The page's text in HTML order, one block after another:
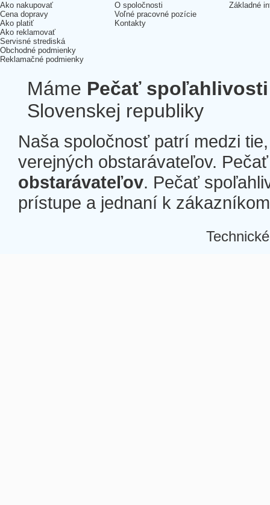
Ako nakupovať
Cena dopravy
Ako platiť
Ako reklamovať
Servisné strediská
Obchodné podmienky
Reklamačné podmienky
O spoločnosti
Voľné pracovné pozície
Kontakty
Základné
Máme Pečať spoľahlivosti
Slovenskej republiky
Naša spoločnosť patrí medzi
verejných obstarávateľov.
obstarávateľov. Pečať
prístupe a jednaní k